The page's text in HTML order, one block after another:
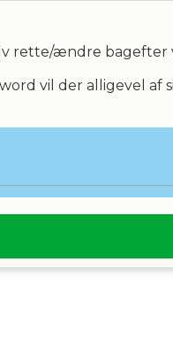
rette/ændre bagefter
vil der alligevel af